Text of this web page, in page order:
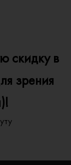
скидку в
зрения